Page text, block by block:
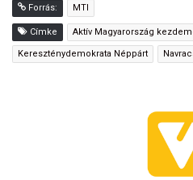
Forrás: MTI
Címke Aktív Magyarország
Kereszténydemokrata Néppárt